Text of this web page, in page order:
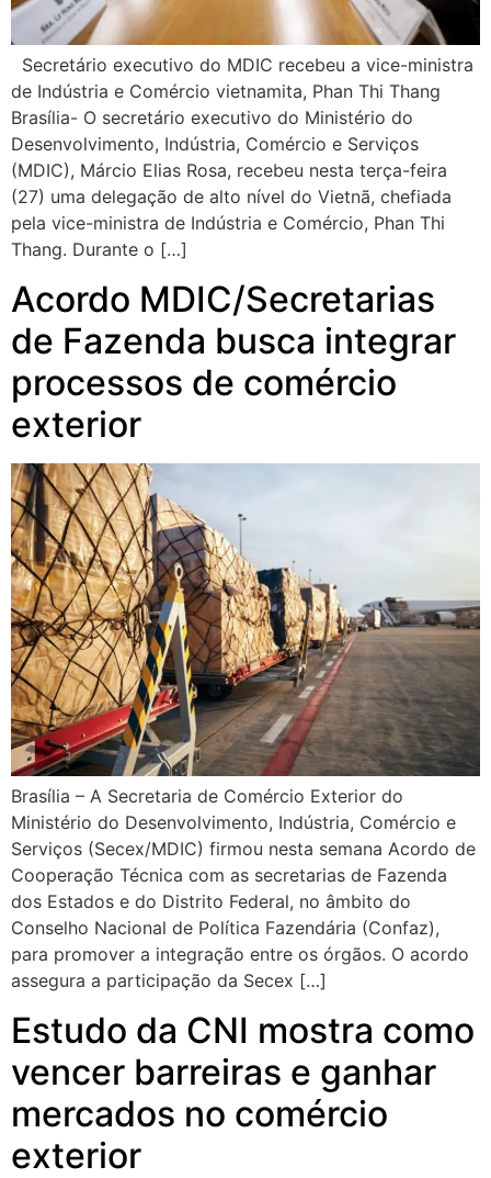
Secretário executivo do MDIC recebeu a vice-ministra
de Indústria e Comércio vietnamita, Phan Thi Thang
Brasília- O secretário executivo do Ministério do
Desenvolvimento, Indústria, Comércio e Serviços
(MDIC), Márcio Elias Rosa, recebeu nesta terça-feira
(27) uma delegação de alto nível do Vietnã, chefiada
pela vice-ministra de Indústria e Comércio, Phan Thi
Thang. Durante o […]
Acordo MDIC/Secretarias
de Fazenda busca integrar
processos de comércio
exterior
Brasília – A Secretaria de Comércio Exterior do
Ministério do Desenvolvimento, Indústria, Comércio e
Serviços (Secex/MDIC) firmou nesta semana Acordo de
Cooperação Técnica com as secretarias de Fazenda
dos Estados e do Distrito Federal, no âmbito do
Conselho Nacional de Política Fazendária (Confaz),
para promover a integração entre os órgãos. O acordo
assegura a participação da Secex […]
Estudo da CNI mostra como
vencer barreiras e ganhar
mercados no comércio
exterior